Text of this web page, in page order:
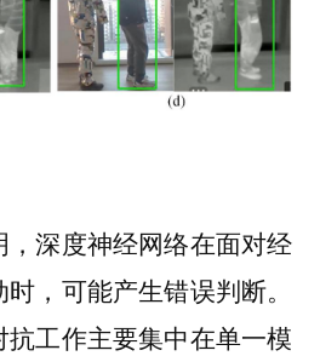
深度神经网络在面对经
，可能产生错误判断。
工作主要集中在单一模